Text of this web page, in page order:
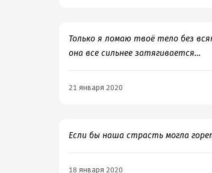
Только я ломаю твоё тело без
она все сильнее затягивается…
21 января 2020
Если бы наша страсть могла
18 января 2020